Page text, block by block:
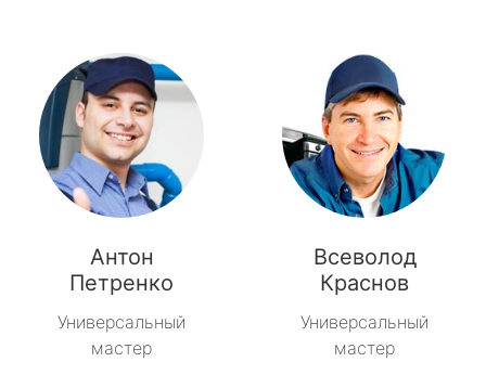
Антон
Петренко
Универсальный
мастер
Всеволод
Краснов
Универсальный
мастер